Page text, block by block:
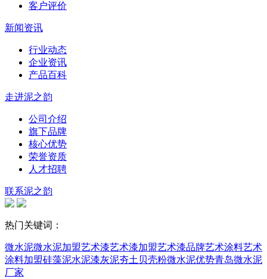
客户评价
新闻资讯
行业动态
企业资讯
产品百科
走进泥之韵
公司介绍
旗下品牌
核心优势
荣誉资质
人才招聘
联系泥之韵
热门关键词：
微水泥微水泥加盟艺术漆艺术漆加盟艺术漆品牌艺术涂料艺术
涂料加盟硅藻泥水泥漆灰泥夯土 贝壳粉微水泥优势青岛微水泥
厂家